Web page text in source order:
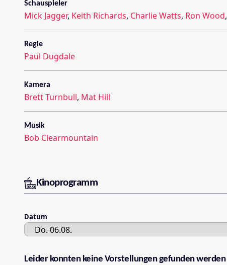
Schauspieler
Mick Jagger, Keith Richards, Charlie Watts, Ron Wood,
Regie
Paul Dugdale
Kamera
Brett Turnbull, Mat Hill
Musik
Bob Clearmountain
Kinoprogramm
Datum
Leider konnten keine Vorstellungen gefunden werden